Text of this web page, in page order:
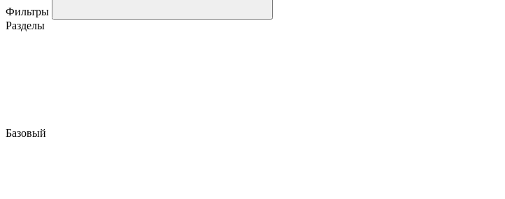
Фильтры
Разделы
Базовый